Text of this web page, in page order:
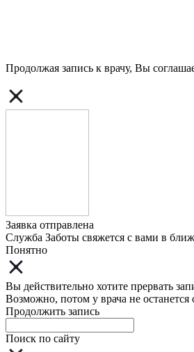
Продолжая запись к врачу, Вы
Заявка отправлена
Служба Заботы свяжется с вами в
Понятно
Вы действительно хотите прервать
Возможно, потом у врача не останется
Продолжить запись
Поиск по сайту